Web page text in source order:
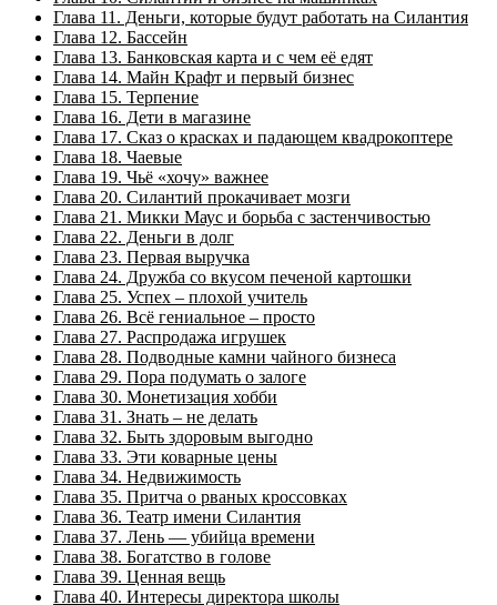
Глава 11. Деньги, которые будут работать на Силантия
Глава 12. Бассейн
Глава 13. Банковская карта и с чем её едят
Глава 14. Майн Крафт и первый бизнес
Глава 15. Терпение
Глава 16. Дети в магазине
Глава 17. Сказ о красках и падающем квадрокоптере
Глава 18. Чаевые
Глава 19. Чьё «хочу» важнее
Глава 20. Силантий прокачивает мозги
Глава 21. Микки Маус и борьба с застенчивостью
Глава 22. Деньги в долг
Глава 23. Первая выручка
Глава 24. Дружба со вкусом печеной картошки
Глава 25. Успех – плохой учитель
Глава 26. Всё гениальное – просто
Глава 27. Распродажа игрушек
Глава 28. Подводные камни чайного бизнеса
Глава 29. Пора подумать о залоге
Глава 30. Монетизация хобби
Глава 31. Знать – не делать
Глава 32. Быть здоровым выгодно
Глава 33. Эти коварные цены
Глава 34. Недвижимость
Глава 35. Притча о рваных кроссовках
Глава 36. Театр имени Силантия
Глава 37. Лень — убийца времени
Глава 38. Богатство в голове
Глава 39. Ценная вещь
Глава 40. Интересы директора школы